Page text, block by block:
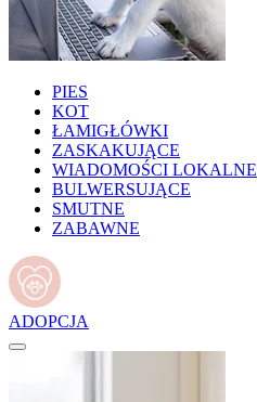
PIES
KOT
ŁAMIGŁÓWKI
ZASKAKUJĄCE
WIADOMOŚCI LOKALNE
BULWERSUJĄCE
SMUTNE
ZABAWNE
ADOPCJA